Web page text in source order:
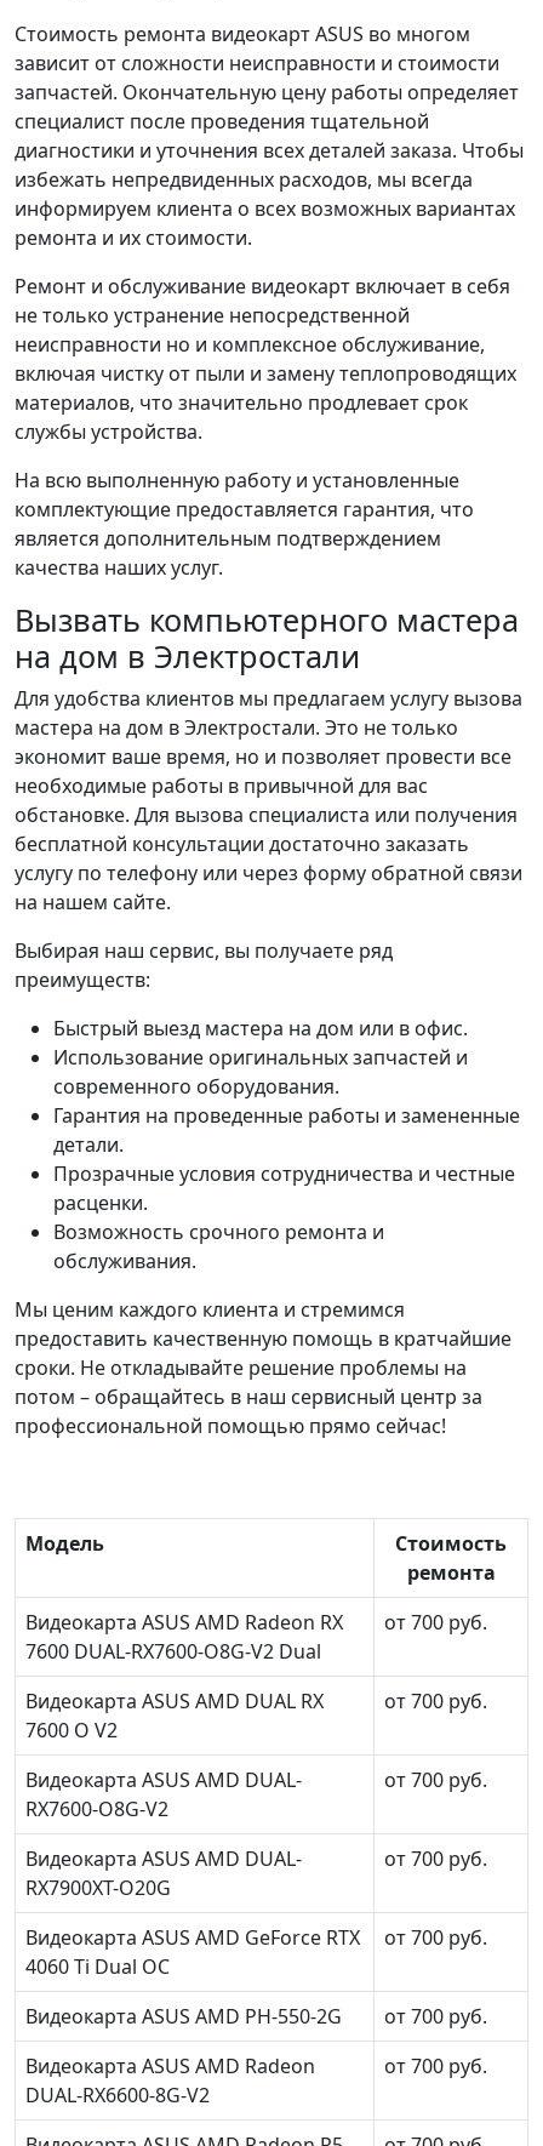
Стоимость ремонта видеокарт ASUS во многом
зависит от сложности неисправности и стоимости
запчастей. Окончательную цену работы определяет
специалист после проведения тщательной
диагностики и уточнения всех деталей заказа. Чтобы
избежать непредвиденных расходов, мы всегда
информируем клиента о всех возможных вариантах
ремонта и их стоимости.
Ремонт и обслуживание видеокарт включает в себя
не только устранение непосредственной
неисправности но и комплексное обслуживание,
включая чистку от пыли и замену теплопроводящих
материалов, что значительно продлевает срок
службы устройства.
На всю выполненную работу и установленные
комплектующие предоставляется гарантия, что
является дополнительным подтверждением
качества наших услуг.
Вызвать компьютерного мастера
на дом в Электростали
Для удобства клиентов мы предлагаем услугу вызова
мастера на дом в Электростали. Это не только
экономит ваше время, но и позволяет провести все
необходимые работы в привычной для вас
обстановке. Для вызова специалиста или получения
бесплатной консультации достаточно заказать
услугу по телефону или через форму обратной связи
на нашем сайте.
Выбирая наш сервис, вы получаете ряд
преимуществ:
Быстрый выезд мастера на дом или в офис.
Использование оригинальных запчастей и
современного оборудования.
Гарантия на проведенные работы и замененные
детали.
Прозрачные условия сотрудничества и честные
расценки.
Возможность срочного ремонта и
обслуживания.
Мы ценим каждого клиента и стремимся
предоставить качественную помощь в кратчайшие
сроки. Не откладывайте решение проблемы на
потом – обращайтесь в наш сервисный центр за
профессиональной помощью прямо сейчас!
Модель
Стоимость
ремонта
Видеокарта ASUS AMD Radeon RX
7600 DUAL-RX7600-O8G-V2 Dual
от 700 руб.
Видеокарта ASUS AMD DUAL RX
7600 O V2
от 700 руб.
Видеокарта ASUS AMD DUAL-
RX7600-O8G-V2
от 700 руб.
Видеокарта ASUS AMD DUAL-
RX7900XT-O20G
от 700 руб.
Видеокарта ASUS AMD GeForce RTX
4060 Ti Dual OC
от 700 руб.
Видеокарта ASUS AMD PH-550-2G
от 700 руб.
Видеокарта ASUS AMD Radeon
DUAL-RX6600-8G-V2
от 700 руб.